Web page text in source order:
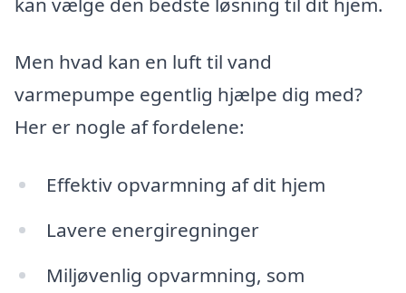
Men hvad kan en luft til vand
varmepumpe egentlig hjælpe dig med?
Her er nogle af fordelene:
Effektiv opvarmning af dit hjem
Lavere energiregninger
Miljøvenlig opvarmning, som